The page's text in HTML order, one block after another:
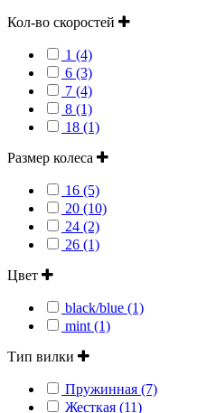
Кол-во скоростей
1 (4)
6 (3)
7 (4)
8 (1)
18 (1)
Размер колеса
16 (5)
20 (10)
24 (2)
26 (1)
Цвет
black/blue (1)
mint (1)
Тип вилки
Пружинная (7)
Жесткая (11)